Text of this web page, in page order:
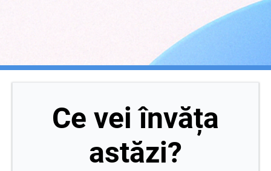
Ce vei învăța
astăzi?